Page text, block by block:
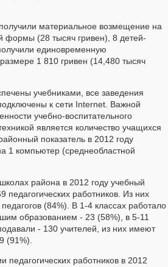
материальное возмещение на
формы (28 тысяч гривен), 8 детей-
единовременную
1 810 гривен (14,480 тысяч
учебниками, все заведения
к сети Internet. Важной
учебно-воспитательного
является количество учащихся
показатель в 2012 году
1 компьютер (среднеобластной
района в 2012 году учебный
педагогических работников. Из них
(84%). В 1-4 классах работало
образованием - 23 (58%), в 5-11
- 130 учителей, из них имеют
(91%).
педагогических работников в 2012